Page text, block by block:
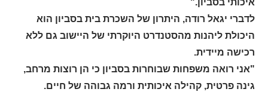
לדברי יגאל רודה, היתרון של השכרת בית בסביון הוא
היכולת ליהנות מהסטנדרט היוקרתי של היישוב גם ללא
רכישה מיידית.
"אני רואה משפחות שבוחרות בסביון כי הן רוצות מרחב,
גינה פרטית, קהילה איכותית ורמה גבוהה של חיים.